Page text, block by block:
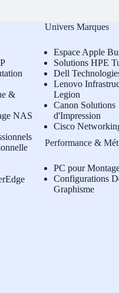
&
NAS
Univers Marques
Espace Apple
Solutions HPE
Dell
Lenovo
Legion
Canon Solutions
d'Impression
Cisco
Performance &
PC pour
Configurations
Graphisme